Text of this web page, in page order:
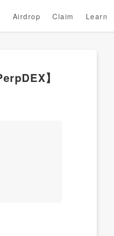
Airdrop Claim Learn
】